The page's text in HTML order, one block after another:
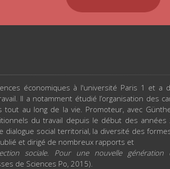
économiques à l'université Paris 1 et a
Il a notamment étudié l’organisation des
au long de la vie. Promoteur, avec
du travail depuis le début des années
social territorial, la diversité des
et dirigé de nombreux rapports et
sociale. Pour une nouvelle génération
de Sciences Po, 2015).